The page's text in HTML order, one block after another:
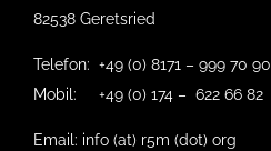
82538 Geretsried
Telefon: +49 (0) 8171 – 999 70 90
Mobil: +49 (0) 174 – 622 66 82
Email: info (at) r5m (dot) org